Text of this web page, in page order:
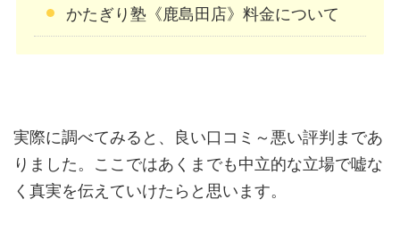
かたぎり塾《鹿島田店》料金について
実際に調べてみると、良い口コミ～悪い評判まであ
りました。ここではあくまでも中立的な立場で嘘な
く真実を伝えていけたらと思います。